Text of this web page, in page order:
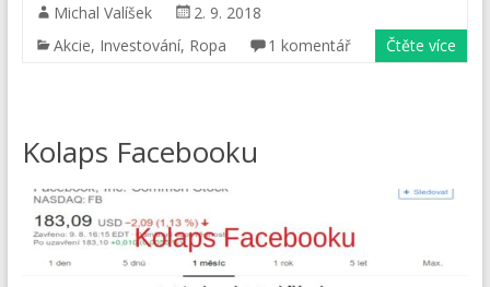
Michal Valíšek
2. 9. 2018
Akcie, Investování, Ropa 1 komentář Čtěte více
Kolaps Facebooku